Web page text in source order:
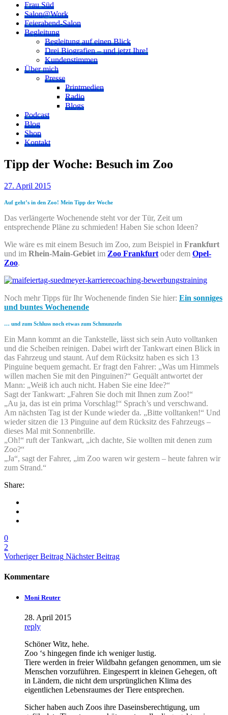
Frau Süd
Salon@Work
Feierabend-Salon
Begleitung
Begleitung auf einen Blick
Drei Biografien – und jetzt Ihre!
Kundenstimmen
Über mich
Presse
Printmedien
Radio
Blogs
Podcast
Blog
Shop
Kontakt
Tipp der Woche: Besuch im Zoo
27. April 2015
Auf geht’s in den Zoo! Mein Tipp der Woche
Das verlängerte Wochenende steht vor der Tür, Zeit um
entsprechende Pläne zu schmieden! Haben Sie schon Ideen?
Wie wäre es mit einem Besuch im Zoo, zum Beispiel in Frankfurt
und im Rhein-Main-Gebiet im Zoo Frankfurt oder dem Opel-
Zoo.
Noch mehr Tipps für Ihr Wochenende finden Sie hier: Ein sonniges
und buntes Wochenende
… und zum Schluss noch etwas zum Schmunzeln
Ein Mann kommt an die Tankstelle, lässt sich sein Auto volltanken
und die Scheiben reinigen. Dabei wirft der Tankwart einen Blick in
das Fahrzeug und staunt. Auf dem Rücksitz haben es sich 13
Pinguine bequem gemacht. Er fragt den Fahrer: „Was um Himmels
willen machen Sie mit den Pinguinen?“ Gequält antwortet der
Mann: „Weiß ich auch nicht. Haben Sie eine Idee?“
Sagt der Tankwart: „Fahren Sie doch mit Ihnen zum Zoo!“
„Au ja, das ist ein prima Vorschlag!“ Sprach’s und verschwand.
Am nächsten Tag ist der Kunde wieder da. „Bitte volltanken!“ Und
wieder sitzen die 13 Pinguine auf dem Rücksitz des Fahrzeugs –
dieses Mal mit Sonnenbrille.
„Oh!“ ruft der Tankwart, „ich dachte, Sie wollten mit denen zum
Zoo?“
„Ja“, sagt der Fahrer, „im Zoo waren wir gestern – heute fahren wir
zum Strand.“
Share:
0
2
Vorheriger Beitrag Nächster Beitrag
Kommentare
Moni Reuter
28. April 2015
reply
Schöner Witz, hehe.
Zoo ‘s hingegen finde ich weniger lustig.
Tiere werden in freier Wildbahn gefangen genommen, um sie
Menschen vorzuführen. Eingesperrt in kleinen Gehegen, oft
in Ländern, die nicht dem ursprünglichen Klima des
eigentlichen Lebensraumes der Tiere entsprechen.
Sicher haben auch Zoos ihre Daseinsberechtigung, um